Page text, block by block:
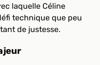
laquelle Céline
technique que peu
de justesse.